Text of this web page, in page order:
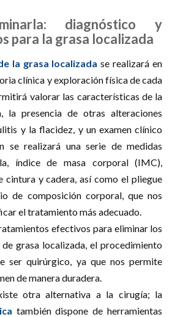
diagnóstico y
para la grasa localizada
la grasa localizada se realizará en
clínica y exploración física de cada
valorar las características de la
la presencia de otras alteraciones
y la flacidez, y un examen clínico
se realizará una serie de medidas
índice de masa corporal (IMC),
cintura y cadera, así como el pliegue
de composición corporal, que nos
el tratamiento más adecuado.
efectivos para eliminar los
grasa localizada, el procedimiento
ser quirúrgico, ya que nos permite
de manera duradera.
otra alternativa a la cirugía; la
también dispone de herramientas